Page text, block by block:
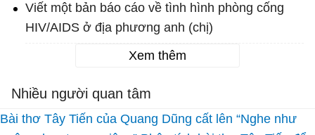
Viết một bản báo cáo về tình hình phòng cống
HIV/AIDS ở địa phương anh (chị)
Xem thêm
Nhiều người quan tâm
Bài thơ Tây Tiến của Quang Dũng cất lên “Nghe như